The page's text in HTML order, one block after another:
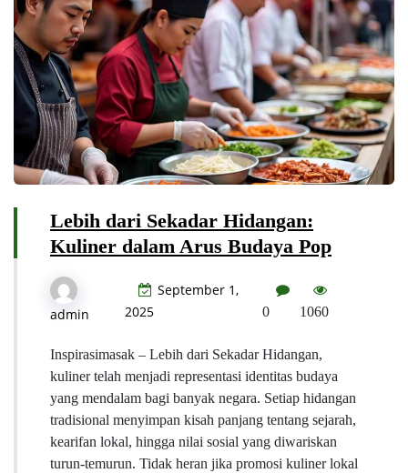
Lebih dari Sekadar Hidangan:
Kuliner dalam Arus Budaya Pop
admin
September 1,
2025
0 1060
Inspirasimasak – Lebih dari Sekadar Hidangan,
kuliner telah menjadi representasi identitas budaya
yang mendalam bagi banyak negara. Setiap hidangan
tradisional menyimpan kisah panjang tentang sejarah,
kearifan lokal, hingga nilai sosial yang diwariskan
turun-temurun. Tidak heran jika promosi kuliner lokal